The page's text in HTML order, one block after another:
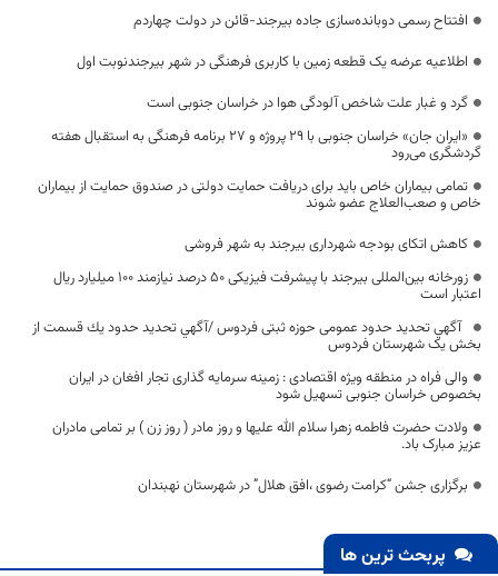
افتتاح رسمی دوبانده‌سازی جاده بیرجند-قائن در دولت چهاردم
اطلاعیه عرضه یک قطعه زمین با کاربری فرهنگی در شهر بیرجندنوبت اول
گرد و غبار علت شاخص آلودگی هوا در خراسان جنوبی است
«ایران‌ جان» خراسان جنوبی با ۲۹ پروژه و ۲۷ برنامه فرهنگی به استقبال هفته
گردشگری می‌رود
تمامی بیماران خاص باید برای دریافت حمایت دولتی در صندوق حمایت از بیماران
خاص و صعب‌العلاج عضو شوند
کاهش اتکای بودجه شهرداری بیرجند به شهر فروشی
زورخانه بین‌المللی بیرجند با پیشرفت فیزیکی ۵۰ درصد نیازمند ۱۰۰ میلیارد ریال
اعتبار است
آگهي تحديد حدود عمومی حوزه ثبتی فردوس /آگهي تحديد حدود يك قسمت از
بخش یک شهرستان فردوس
والی فراه در منطقه ویژه اقتصادی : زمینه سرمایه گذاری تجار افغان در ایران
بخصوص خراسان جنوبی تسهیل شود
ولادت حضرت فاطمه زهرا سلام الله عليها و روز مادر ( روز زن ) بر تمامی مادران
عزیز مبارک باد.
برگزاری جشن “کرامت رضوی ،افق هلال” در شهرستان نهبندان
پربحث ترین ها